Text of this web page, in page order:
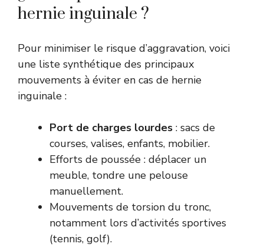
hernie inguinale ?
Pour minimiser le risque d’aggravation, voici
une liste synthétique des principaux
mouvements à éviter en cas de hernie
inguinale :
Port de charges lourdes : sacs de
courses, valises, enfants, mobilier.
Efforts de poussée : déplacer un
meuble, tondre une pelouse
manuellement.
Mouvements de torsion du tronc,
notamment lors d’activités sportives
(tennis, golf).